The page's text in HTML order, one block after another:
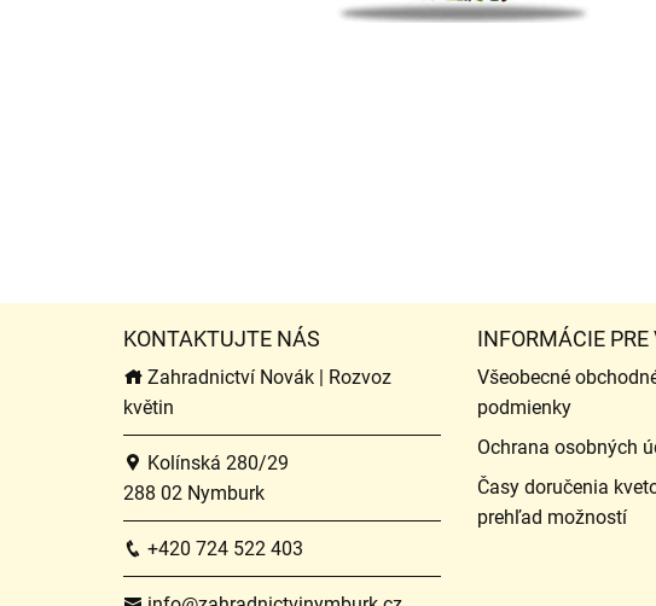
KONTAKTUJTE NÁS
Zahradnictví Novák | Rozvoz
květin
Kolínská 280/29
288 02 Nymburk
+420 724 522 403
INFORMÁCIE PRE
Všeobecné
podmienky
Ochrana osobných
Časy doručenia
prehľad možností